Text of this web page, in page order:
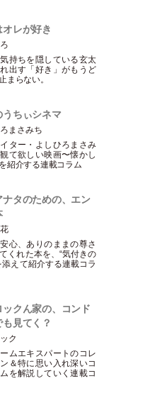
オレが好き
持ちを隠している玄太
出す 「好き 」がもうど
まらない。
うちぃシネマ
まさみち
ター ・ よしひろまさみ
て欲しい映画〜懐かし
紹介する連載コラム
ナタのための、エン
心、ありのままの尊さ
くれた本を、“気付きの
添えて紹介する連載コラ
ックん家の、コンド
も見てく？
ク
ムエキスパートのコレ
＆特に思い入れ深いコ
を解説していく連載コ